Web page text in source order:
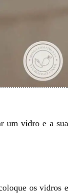
um vidro e a sua
os vidros e